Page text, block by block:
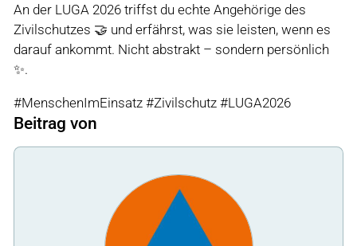
An der LUGA 2026 triffst du echte Angehörige des
Zivilschutzes 🤝 und erfährst, was sie leisten, wenn es
darauf ankommt. Nicht abstrakt – sondern persönlich
✨.
#MenschenImEinsatz #Zivilschutz #LUGA2026
Beitrag von